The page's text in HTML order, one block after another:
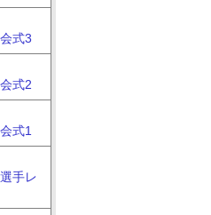
式3
式2
式1
手レ